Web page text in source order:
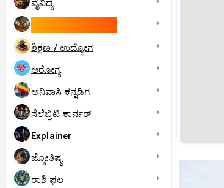
ವೈವಿಧ್ಯ
ಶಿಕ್ಷಣ / ಉದ್ಯೋಗ
ಆರೋಗ್ಯ
ಅನಿವಾಸಿ ಕನ್ನಡಿಗ
ಸೆಲೆಬ್ರಿಟಿ ಕಾರ್ನರ್‌
Explainer
ಜ್ಯೋತಿಷ್ಯ
ರಾಶಿ ಫಲ